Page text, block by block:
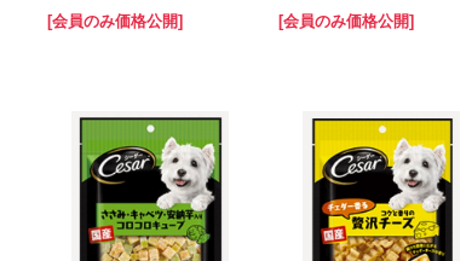
[会員のみ価格公開] [会員のみ価格公開]